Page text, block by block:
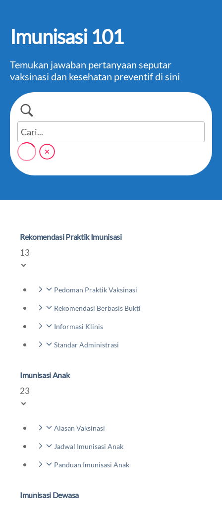
Imunisasi 101
Temukan jawaban pertanyaan seputar
vaksinasi dan kesehatan preventif di sini
Rekomendasi Praktik Imunisasi
13
Pedoman Praktik Vaksinasi
Rekomendasi Berbasis Bukti
Informasi Klinis
Standar Administrasi
Imunisasi Anak
23
Alasan Vaksinasi
Jadwal Imunisasi Anak
Panduan Imunisasi Anak
Imunisasi Dewasa